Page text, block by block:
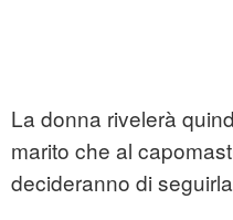
La donna rivelerà
marito che al
decideranno di